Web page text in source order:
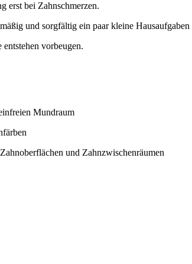
erst bei Zahnschmerzen.
und sorgfältig ein paar kleine
vorbeugen.
Mundraum
und Zahnzwischenräumen